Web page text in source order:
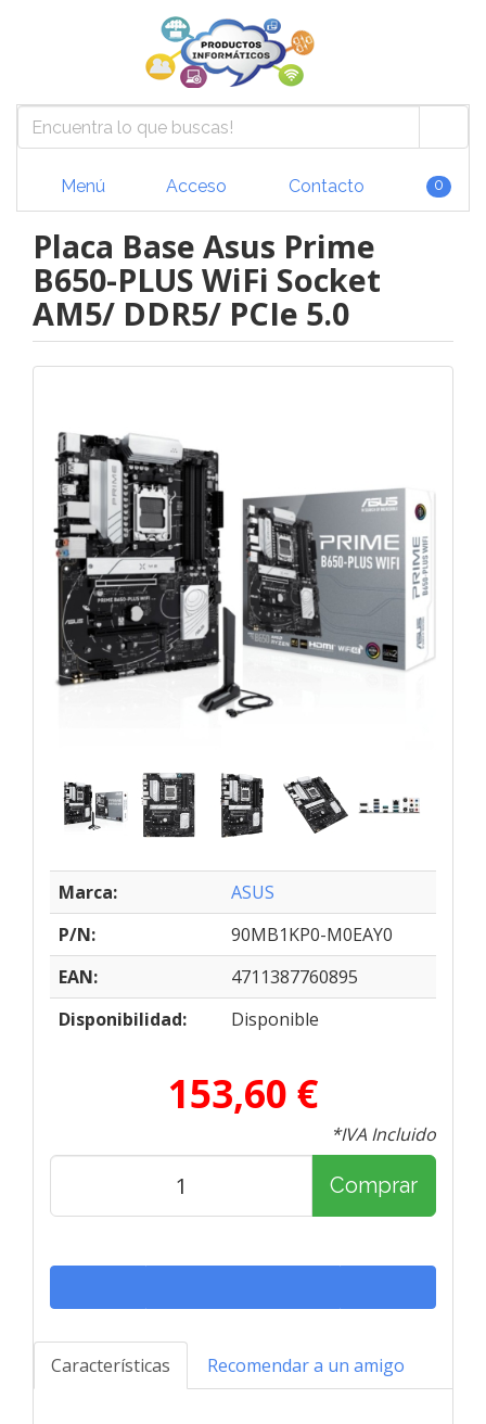
Menú Acceso Contacto 0
Placa Base Asus Prime
B650-PLUS WiFi Socket
AM5/ DDR5/ PCIe 5.0
Marca:
ASUS
P/N:
90MB1KP0-M0EAY0
EAN:
4711387760895
Disponibilidad:
Disponible
153,60 €
*IVA Incluido
Comprar
Características Recomendar a un amigo